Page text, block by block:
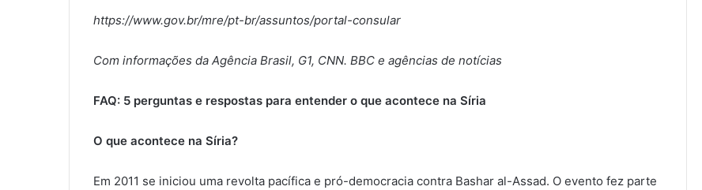
https://www.gov.br/mre/pt-br/assuntos/portal-consular
Com informações da Agência Brasil, G1, CNN. BBC e agências de notícias
FAQ: 5 perguntas e respostas para entender o que acontece na Síria
O que acontece na Síria?
Em 2011 se iniciou uma revolta pacífica e pró-democracia contra Bashar al-Assad. O evento fez parte